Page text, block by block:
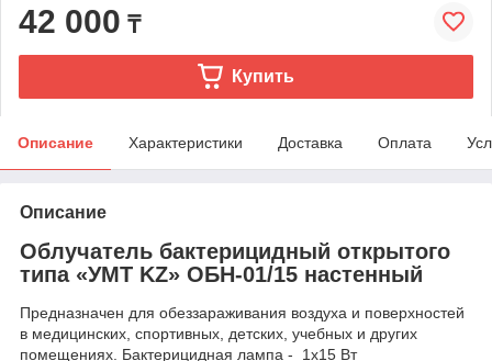
42 000 ₸
Купить
Описание Характеристики Доставка Оплата
Описание
Облучатель бактерицидный открытого
типа «УМТ KZ» ОБН-01/15 настенный
Предназначен для обеззараживания воздуха и поверхностей
в медицинских, спортивных, детских, учебных и других
помещениях. Бактерицидная лампа - 1х15 Вт